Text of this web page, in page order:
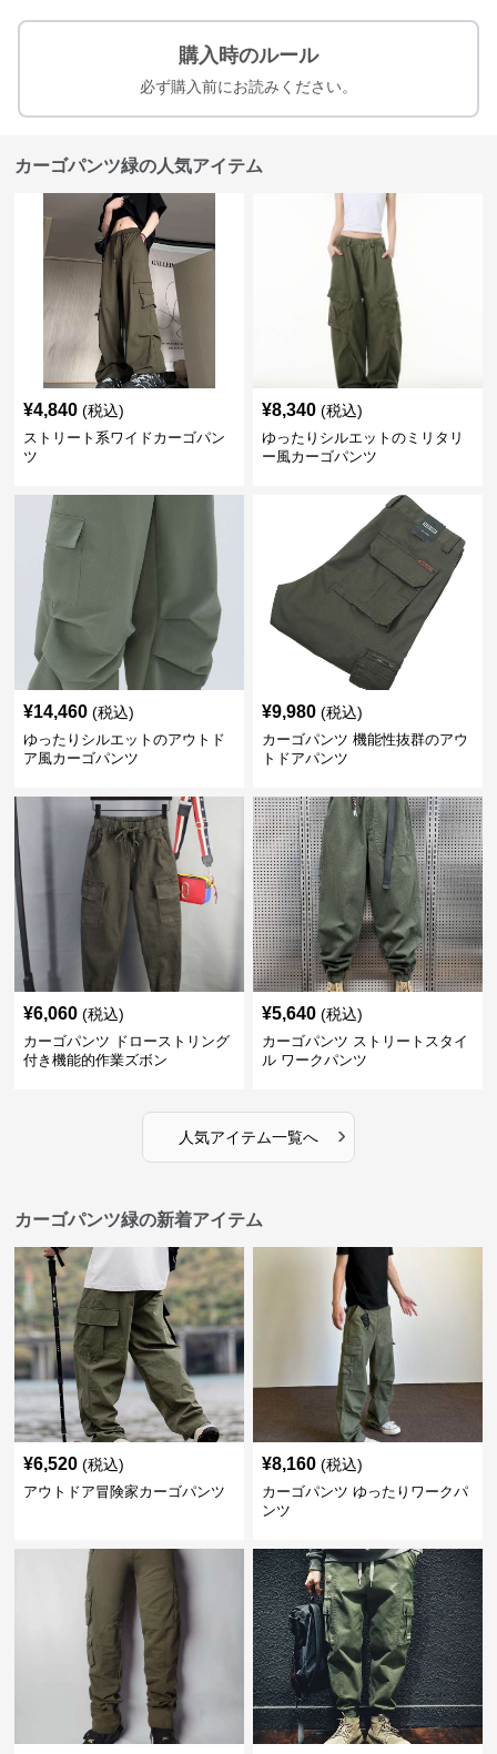
購入時のルール
必ず購入前にお読みください。
カーゴパンツ緑の人気アイテム
¥4,840 (税込)
ストリート系ワイドカーゴパン
ツ
¥8,340 (税込)
ゆったりシルエットのミリタリ
ー風カーゴパンツ
¥14,460 (税込)
ゆったりシルエットのアウトド
ア風カーゴパンツ
¥9,980 (税込)
カーゴパンツ 機能性抜群のアウ
トドアパンツ
¥6,060 (税込)
カーゴパンツ ドローストリング
付き機能的作業ズボン
¥5,640 (税込)
カーゴパンツ ストリートスタイ
ル ワークパンツ
人気アイテム一覧へ ›
カーゴパンツ緑の新着アイテム
¥6,520 (税込)
アウトドア冒険家カーゴパンツ
¥8,160 (税込)
カーゴパンツ ゆったりワークパ
ンツ